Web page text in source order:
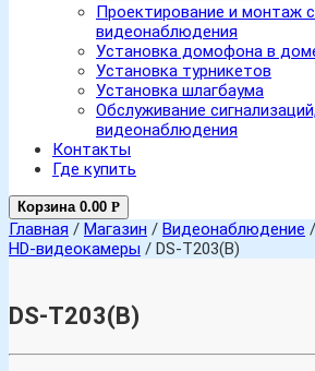
Проектирование и монтаж
видеонаблюдения
Установка домофона в
Установка турникетов
Установка шлагбаума
Обслуживание
видеонаблюдения
Контакты
Где купить
Корзина 0.00 Р
Главная / Магазин / Видеонаблюдение /
HD-видеокамеры / DS-T203(B)
DS-T203(B)